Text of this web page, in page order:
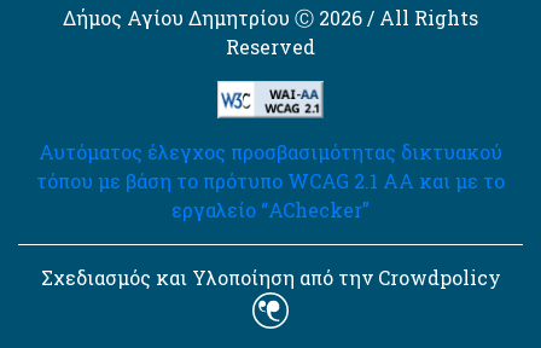
Δήμος Αγίου Δημητρίου Ⓒ 2026 / All Rights
Reserved
Αυτόματος έλεγχος προσβασιμότητας δικτυακού
τόπου με βάση το πρότυπο WCAG 2.1 AA και με το
εργαλείο “AChecker”
Σχεδιασμός και Υλοποίηση από την Crowdpolicy